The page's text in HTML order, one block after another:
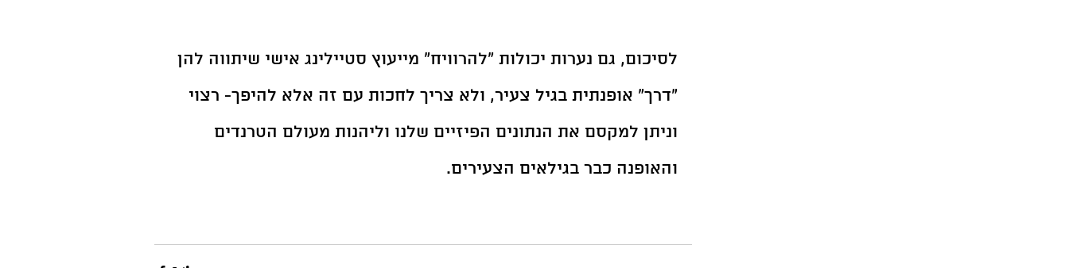
לסיכום, גם נערות יכולות "להרוויח" מייעוץ סטיילינג אישי שיתווה להן
"דרך" אופנתית בגיל צעיר, ולא צריך לחכות עם זה אלא להיפך- רצוי
וניתן למקסם את הנתונים הפיזיים שלנו וליהנות מעולם הטרנדים
והאופנה כבר בגילאים הצעירים.